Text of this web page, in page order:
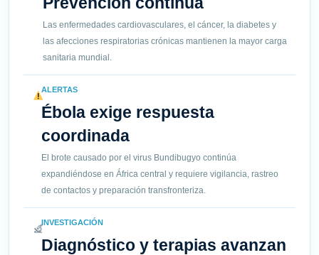
Las enfermedades cardiovasculares, el cáncer, la diabetes y
las afecciones respiratorias crónicas mantienen la mayor carga
sanitaria mundial.
ALERTAS
Ébola exige respuesta
coordinada
El brote causado por el virus Bundibugyo continúa
expandiéndose en África central y requiere vigilancia, rastreo
de contactos y preparación transfronteriza.
INVESTIGACIÓN
Diagnóstico y terapias avanzan